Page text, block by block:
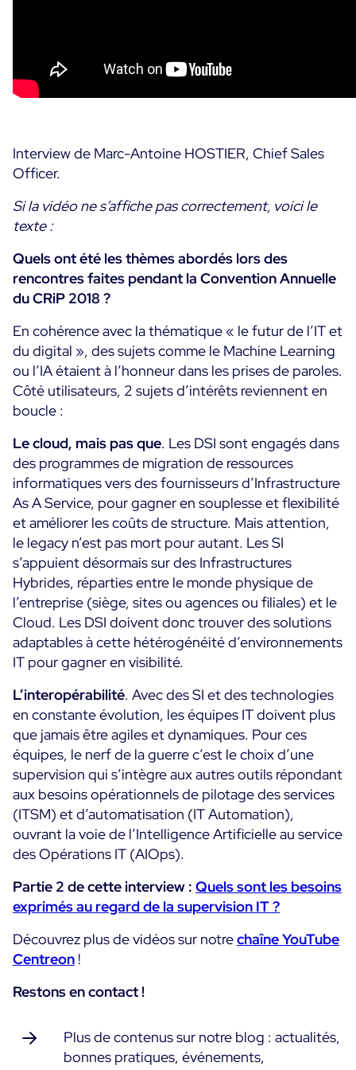
Performance Web
Supervision des Conteneurs
Tous
Logistique & Commerce
Technologies
Google Cloud Platform
Microsoft 365
Microsoft Azure
All
POURQUOI CENTREON
Bénéfices
Démo Produit
Essai gratuit Centreon Infra Monitoring
Partenaires
Programme ON-Partner
Programme Partenaires MSP
Services
Customer Care
Formation
Communauté
The Watch
Github
Open Source
RESSOURCES
Choisir une solution de supervision open source ou
payante selon le critère du TCO
Supervision au-delà de l’IT : un guide de survie pour
la convergence IT/OT
Documentation
The Watch
Toutes les ressources
Ebooks
Corporate
Infographies
Salle de presse
Blog
Nouveautés
Evénements
A venir
Passés
Webinars
TARIFS
Centreon Infra Monitoring
Open Source Support
Interview de Marc-Antoine HOSTIER, Chief Sales
Officer.
Si la vidéo ne s’affiche pas correctement, voici le
texte :
Quels ont été les thèmes abordés lors des
rencontres faites pendant la Convention Annuelle
du CRiP 2018 ?
En cohérence avec la thématique « le futur de l’IT et
du digital », des sujets comme le Machine Learning
ou l’IA étaient à l’honneur dans les prises de paroles.
Côté utilisateurs, 2 sujets d’intérêts reviennent en
boucle :
Le cloud, mais pas que. Les DSI sont engagés dans
des programmes de migration de ressources
informatiques vers des fournisseurs d’Infrastructure
As A Service, pour gagner en souplesse et flexibilité
et améliorer les coûts de structure. Mais attention,
le legacy n’est pas mort pour autant. Les SI
s’appuient désormais sur des Infrastructures
Hybrides, réparties entre le monde physique de
l’entreprise (siège, sites ou agences ou filiales) et le
Cloud. Les DSI doivent donc trouver des solutions
adaptables à cette hétérogénéité d’environnements
IT pour gagner en visibilité.
L’interopérabilité. Avec des SI et des technologies
en constante évolution, les équipes IT doivent plus
que jamais être agiles et dynamiques. Pour ces
équipes, le nerf de la guerre c’est le choix d’une
supervision qui s’intègre aux autres outils répondant
aux besoins opérationnels de pilotage des services
(ITSM) et d’automatisation (IT Automation),
ouvrant la voie de l’Intelligence Artificielle au service
des Opérations IT (AIOps).
Partie 2 de cette interview : Quels sont les besoins
exprimés au regard de la supervision IT ?
Découvrez plus de vidéos sur notrechaîne YouTube
Centreon !
Restons en contact !
Plus de contenus sur notre blog : actualités,
bonnes pratiques, événements,